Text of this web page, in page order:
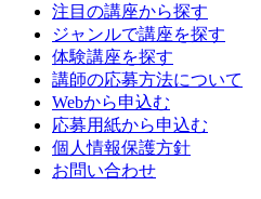
注目の講座から探す
ジャンルで講座を探す
体験講座を探す
講師の応募方法について
Webから申込む
応募用紙から申込む
個人情報保護方針
お問い合わせ